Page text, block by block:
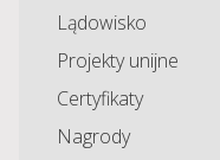
Lądowisko
Projekty unijne
Certyfikaty
Nagrody